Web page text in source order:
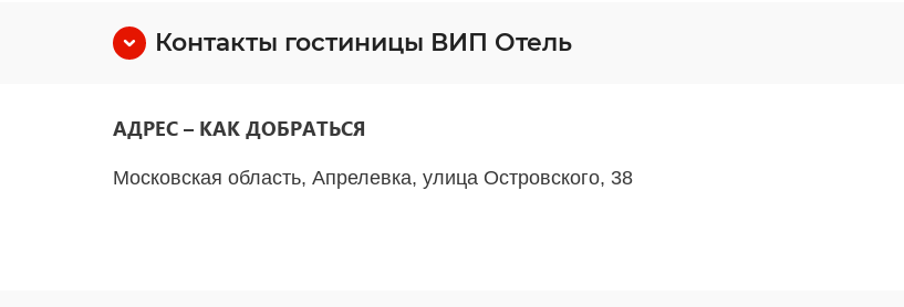
Контакты гостиницы ВИП Отель
АДРЕС – КАК ДОБРАТЬСЯ
Московская область, Апрелевка, улица Островского, 38